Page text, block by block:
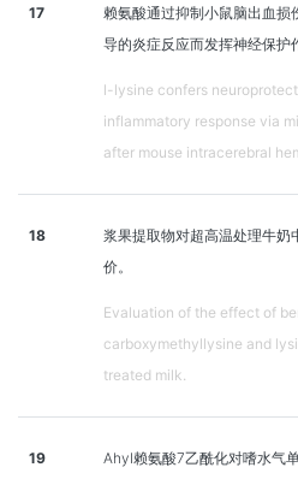
17
赖氨酸通过抑制小鼠脑出血
导的炎症反应而发挥神经保护
l-lysine confers
inflammatory response via
after mouse intracerebral
18
浆果提取物对超高温处理牛奶
价。
Evaluation of the effect of
carboxymethyllysine and
treated milk.
19 AhyI赖氨酸7乙酰化对嗜水气